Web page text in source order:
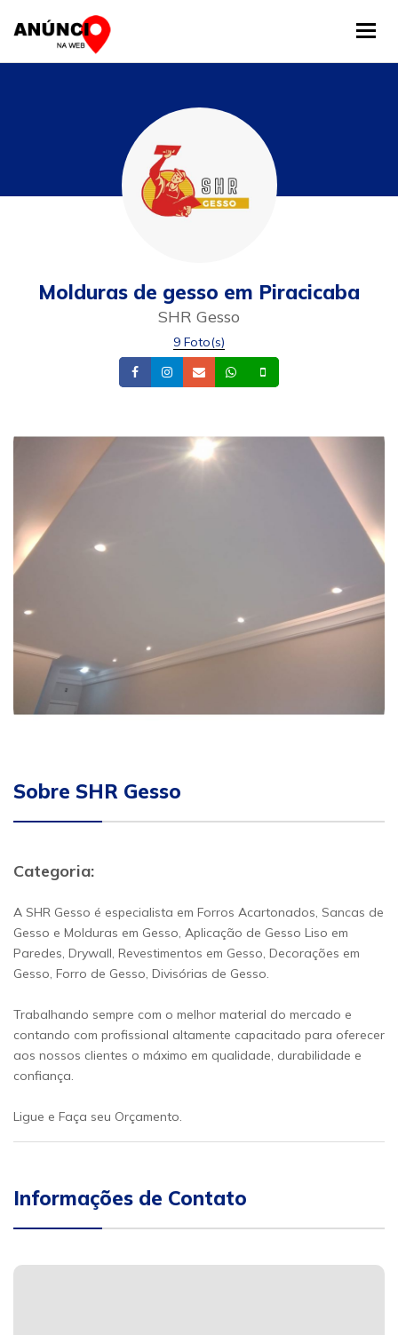
Molduras de gesso em Piracicaba
SHR Gesso
9 Foto(s)
FacebookInstagram
Email Whatsapp
Sobre SHR Gesso
Categoria:
A SHR Gesso é especialista em Forros Acartonados, Sancas de
Gesso e Molduras em Gesso, Aplicação de Gesso Liso em
Paredes, Drywall, Revestimentos em Gesso, Decorações em
Gesso, Forro de Gesso, Divisórias de Gesso.
Trabalhando sempre com o melhor material do mercado e
contando com profissional altamente capacitado para oferecer
aos nossos clientes o máximo em qualidade, durabilidade e
confiança.
Ligue e Faça seu Orçamento.
Informações de Contato